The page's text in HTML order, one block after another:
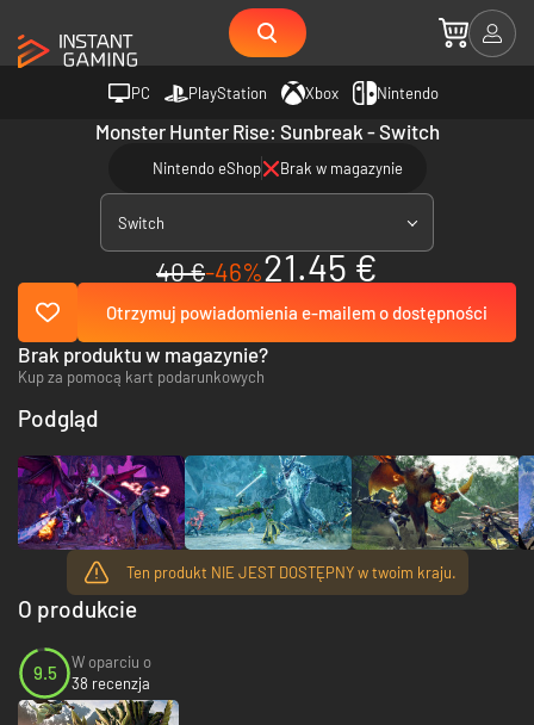
PC PlayStation Xbox Nintendo
Monster Hunter Rise: Sunbreak - Switch
Nintendo eShop Brak w magazynie
Switch
40 €-46%21.45 €
Otrzymuj powiadomienia e-mailem o dostępności
Ten produkt NIE JEST DOSTĘPNY w twoim kraju.
Brak produktu w magazynie?
Kup za pomocą kart podarunkowych
O produkcie
9.5
W oparciu o
38 recenzja
Podgląd